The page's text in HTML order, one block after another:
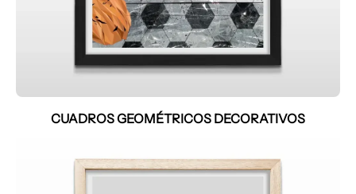
CUADROS GEOMÉTRICOS DECORATIVOS